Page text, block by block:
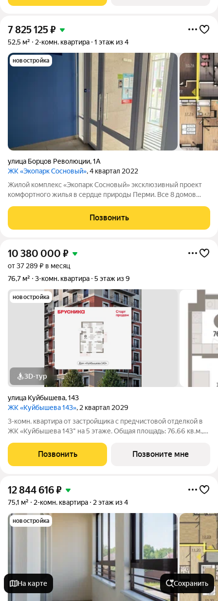
7 825 125₽
52,5 м² 2-комн. квартира 1 этаж из 4
новостройка
улица Борцов Революции,1А
ЖК «Экопарк Сосновый», 4 квартал 2022
Жилой комплекс «Экопарк Сосновый» эксклюзивный проект
комфортного жилья в сердце природы Перми. Все 8 домов
современный урбанизм и первозданная красота природы.
Живописное расположение в
Позвонить
10 380 000 ₽
от 37 289 ₽ в месяц
76,7 м²
3-комн. квартира 5 этаж из 9
новостройка
3D-тур
улица Куйбышева,143
ЖК «Куйбышева 143», 2 квартал 2029
3-комн. квартира от застройщика с предчистовой отделкой в
ЖК «Куйбышева 143" на 5 этаже. Общая площадь: 76.66 кв.м.,
кв.м. Квартира угловая, идеально подойдет любителям
тишины и панорамных
Позвонить Позвоните мне
12 844 616₽
75,1 м² 2-комн. квартира 2 этаж из 4
новостройка
На карте Сохранить